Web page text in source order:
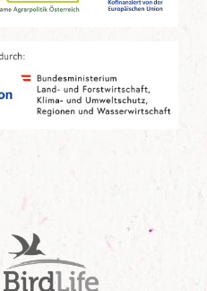
Birdlife